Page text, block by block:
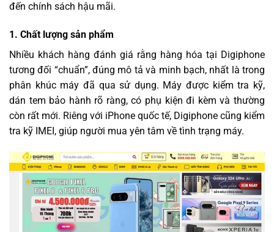
đến chính sách hậu mãi.
1. Chất lượng sản phẩm
Nhiều khách hàng đánh giá rằng hàng hóa tại Digiphone
tương đối “chuẩn”, đúng mô tả và minh bạch, nhất là trong
phân khúc máy đã qua sử dụng. Máy được kiểm tra kỹ,
dán tem bảo hành rõ ràng, có phụ kiện đi kèm và thường
còn rất mới. Riêng với iPhone quốc tế, Digiphone cũng kiểm
tra kỹ IMEI, giúp người mua yên tâm về tình trạng máy.